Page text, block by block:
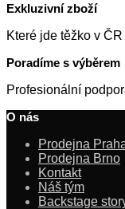
Exkluzivní zboží
Které jde těžko v
Poradíme s výběrem
Profesionální
O nás
Prodejna
Prodejna Brno
Kontakt
Náš tým
Backstage